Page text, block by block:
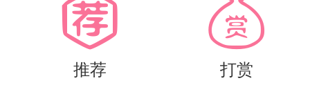
子们，文笔提升中ing；④努力不OOC
是书摘；⑥书摘内容出自《千字文》⑦
推荐 打赏